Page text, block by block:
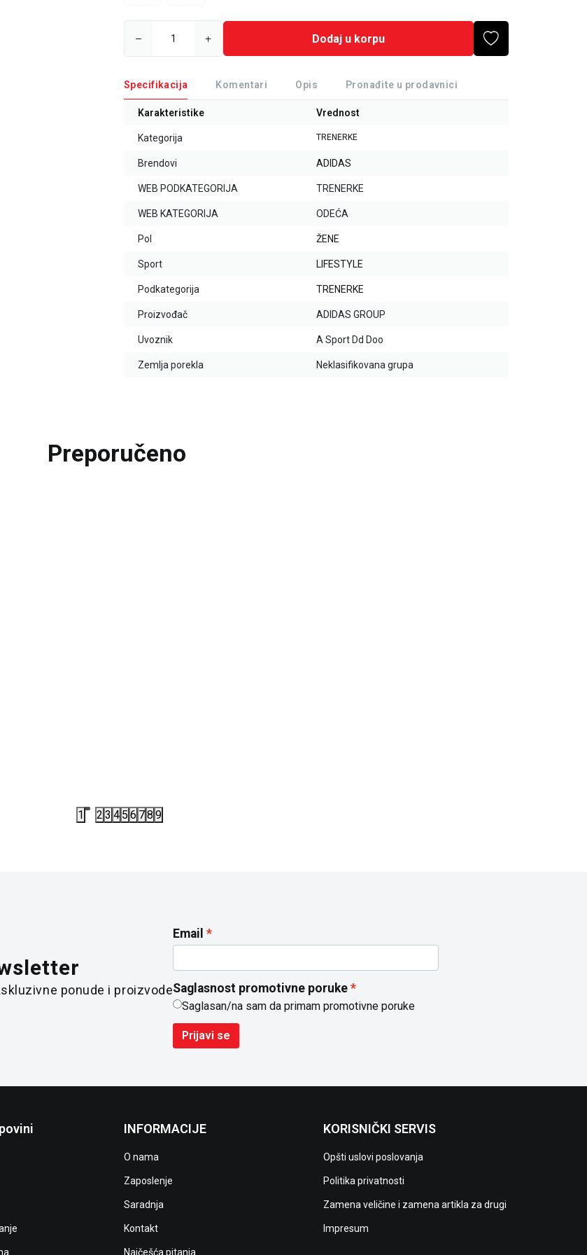
Dodaj u korpu
Specifikacija Komentari Opis Pronađite u prodavnici
Karakteristike Vrednost
Kategorija TRENERKE
Brendovi ADIDAS
WEB PODKATEGORIJA TRENERKE
WEB KATEGORIJA ODEĆA
Pol ŽENE
Sport LIFESTYLE
Podkategorija TRENERKE
Proizvođač ADIDAS GROUP
Uvoznik A Sport Dd Doo
Zemlja porekla Neklasifikovana grupa
Preporučeno
1 2 3 4 5 6 78 9
ponude i proizvode
Email
Saglasnost promotivne poruke
Saglasan/na sam da primam promotivne poruke
Prijavi se
INFORMACIJE
O nama
Zaposlenje
Saradnja
Kontakt
Najčešća pitanja
KORISNIČKI SERVIS
Opšti uslovi poslovanja
Politika privatnosti
Zamena veličine i zamena artikla za drugi
Impresum